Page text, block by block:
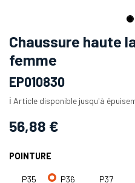
Chaussure haute
femme
EP010830
ℹ️ Article disponible jusqu'à
56,88 €
POINTURE
P35 P36 P37